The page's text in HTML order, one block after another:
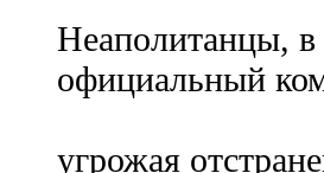
Неаполитанцы, в
официальный
угрожая